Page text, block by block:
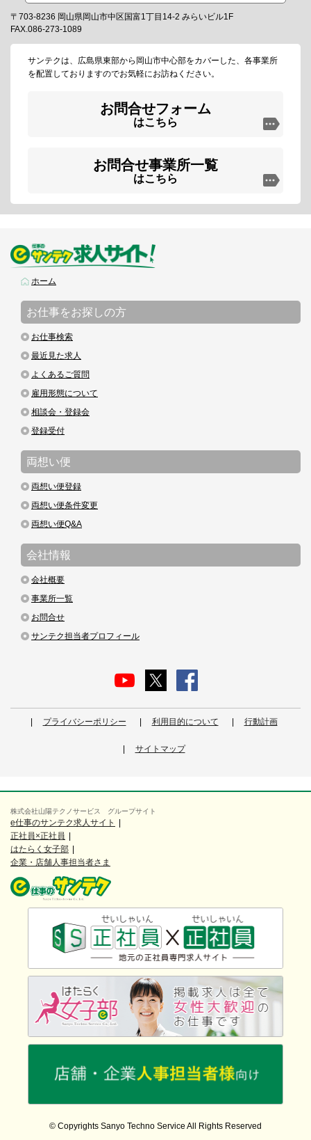
〒703-8236 岡山県岡山市中区国富1丁目14-2 みらいビル1F
FAX.086-273-1089
サンテクは、広島県東部から岡山市中心部をカバーした、各事業所
を配置しておりますのでお気軽にお訪ねください。
お問合せフォーム
はこちら
お問合せ事業所一覧
はこちら
ホーム
お仕事をお探しの方
お仕事検索
最近見た求人
よくあるご質問
雇用形態について
相談会・登録会
登録受付
両想い便
両想い便登録
両想い便条件変更
両想い便Q&A
会社情報
会社概要
事業所一覧
お問合せ
サンテク担当者プロフィール
プライバシーポリシー 利用目的について 行動計画
サイトマップ
株式会社山陽テクノサービス グループサイト
e仕事のサンテク求人サイト
正社員×正社員
はたらく女子部
企業・店舗人事担当者さま
© Copyrights Sanyo Techno Service All Rights Reserved